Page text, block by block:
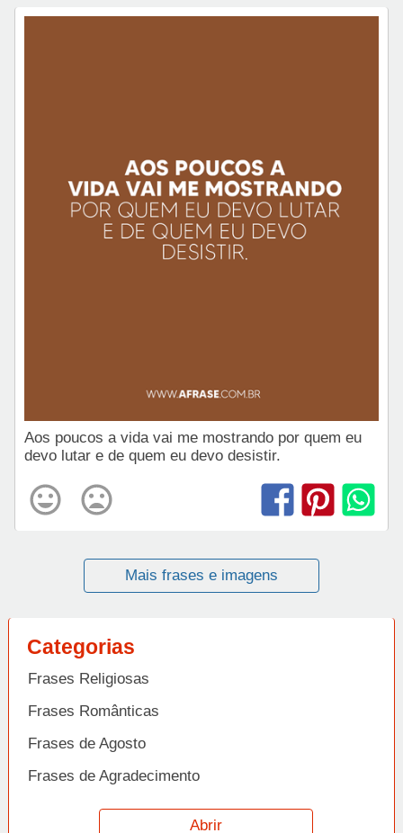
Aos poucos a vida vai me mostrando por quem eu
devo lutar e de quem eu devo desistir.
Mais frases e imagens
Categorias
Frases Religiosas
Frases Românticas
Frases de Agosto
Frases de Agradecimento
Frases de Amizade
Abrir